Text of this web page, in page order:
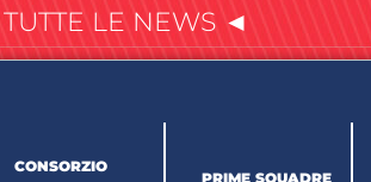
LE NEWS ◄
CONSORZIO
PRIME SQUADRE